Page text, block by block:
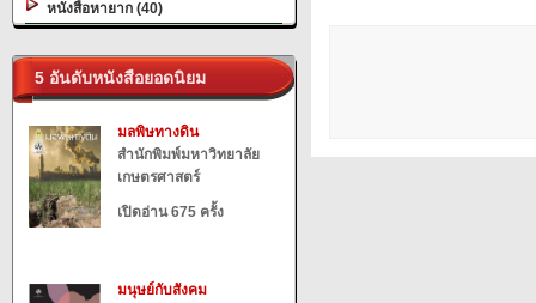
หนังสือหายาก (40)
5 อันดับหนังสือยอดนิยม
มลพิษทางดิน
สำนักพิมพ์มหาวิทยาลัย
เกษตรศาสตร์
เปิดอ่าน 675 ครั้ง
มนุษย์กับสังคม